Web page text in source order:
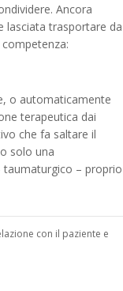
Ancora
lasciata trasportare da
o automaticamente
terapeutica dai
che fa saltare il
solo una
– proprio
con il paziente e